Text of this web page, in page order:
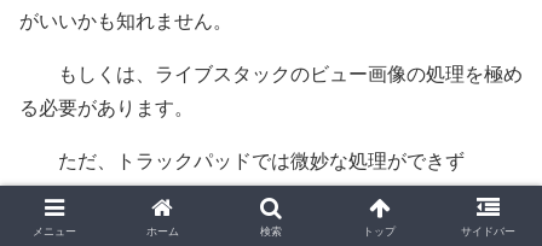
がいいかも知れません。
もしくは、ライブスタックのビュー画像の処理を極め
る必要があります。
ただ、トラックパッドでは微妙な処理ができず
あまり期待はできません。
メニュー ホーム 検索 トップ サイドバー